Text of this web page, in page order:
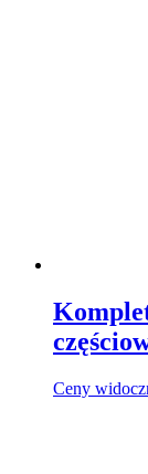
Ceny